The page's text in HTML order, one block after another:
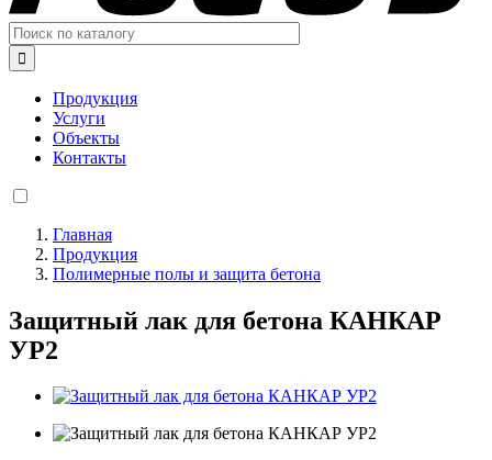

Продукция
Услуги
Объекты
Контакты
Строка
навигации
Главная
Продукция
Полимерные полы и защита бетона
Защитный лак для бетона КАНКАР
УР2